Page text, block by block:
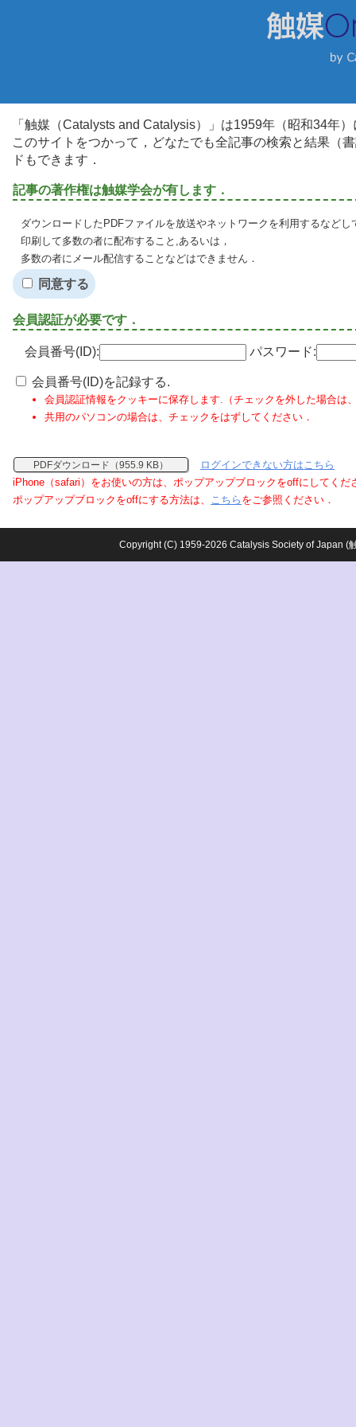
「触媒（Catalysts and Catalysis）」は1959年（昭和34年
このサイトをつかって，どなたでも全記事の検索と結果（
ドもできます．
記事の著作権は触媒学会が有します．
ダウンロードしたPDFファイルを放送やネットワークを利用するなど
印刷して多数の者に配布すること,あるいは，
多数の者にメール配信することなどはできません．
同意する
会員認証が必要です．
会員番号(ID): パスワード:
会員番号(ID)を記録する.
会員認証情報をクッキーに保存します.（チェックを外した場合は
共用のパソコンの場合は、チェックをはずしてください．
PDFダウンロード（955.9 KB）
ログインできない方はこちら
iPhone（safari）をお使いの方は、ポップアップブロックをoffにしてくだ
ポップアップブロックをoffにする方法は、 こちら をご参照ください．
Copyright (C) 1959-2026 Catalysis Society of Japan (